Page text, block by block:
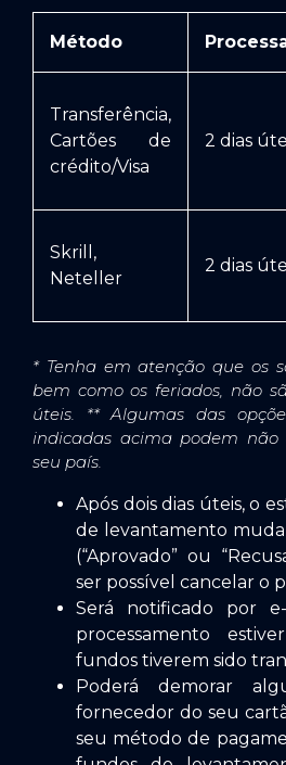
Método
Transferência,
Cartões de
crédito/Visa
2 dias
Skrill,
Neteller
2 dias
* Tenha em atenção que os
bem como os feriados, não
úteis.
** Algumas das
indicadas acima podem não
seu país.
Após dois dias úteis, o
de levantamento muda
(“Aprovado” ou
ser possível cancelar o
Será notificado por
processamento
fundos tiverem sido
Poderá demorar
fornecedor do seu
seu método de